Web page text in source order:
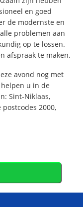
en goed
de modernste en
problemen aan
op te lossen.
afspraak te maken.
avond nog met
u in de
Sint-Niklaas,
2000,